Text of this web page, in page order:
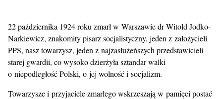
22 października 1924 roku zmarł w Warszawie dr Witold Jodko-
Narkiewicz, znakomity pisarz socjalistyczny, jeden z założycieli
PPS, nasz towarzysz, jeden z najzasłużeńszych przedstawicieli
starej gwardii, co wysoko dzierżyła sztandar walki
o niepodległość Polski, o jej wolność i socjalizm.
Towarzysze i przyjaciele zmarłego wskrzeszają w pamięci postać